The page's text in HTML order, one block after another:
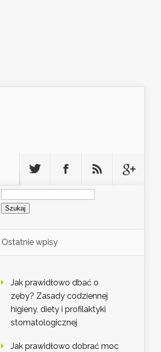
Szukaj:
Ostatnie wpisy
Jak prawidłowo dbać o
zęby? Zasady codziennej
higieny, diety i profilaktyki
stomatologicznej
Jak prawidłowo dobrać moc